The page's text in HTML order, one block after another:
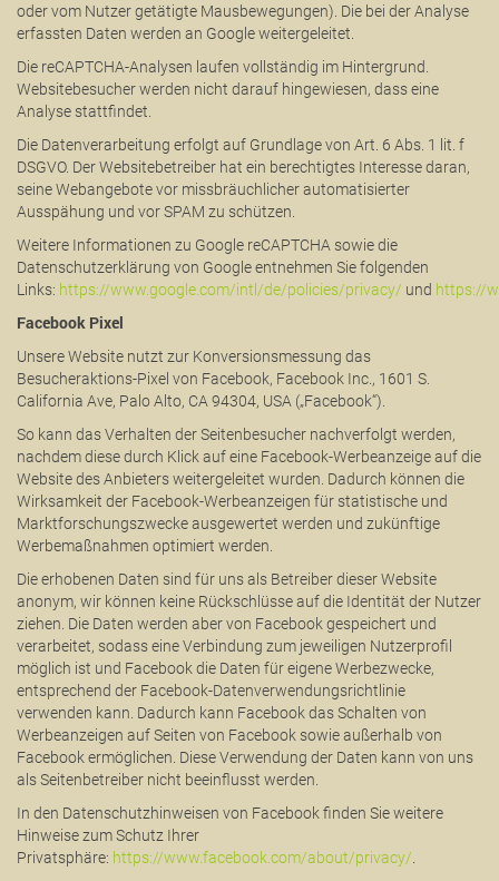
oder vom Nutzer getätigte Mausbewegungen). Die bei der Analyse
erfassten Daten werden an Google weitergeleitet.
Die reCAPTCHA-Analysen laufen vollständig im Hintergrund.
Websitebesucher werden nicht darauf hingewiesen, dass eine
Analyse stattfindet.
Die Datenverarbeitung erfolgt auf Grundlage von Art. 6 Abs. 1 lit. f
DSGVO. Der Websitebetreiber hat ein berechtigtes Interesse daran,
seine Webangebote vor missbräuchlicher automatisierter
Ausspähung und vor SPAM zu schützen.
Weitere Informationen zu Google reCAPTCHA sowie die
Datenschutzerklärung von Google entnehmen Sie folgenden
Links: https://www.google.com/intl/de/policies/privacy/ und https://
Facebook Pixel
Unsere Website nutzt zur Konversionsmessung das
Besucheraktions-Pixel von Facebook, Facebook Inc., 1601 S.
California Ave, Palo Alto, CA 94304, USA („Facebook“).
So kann das Verhalten der Seitenbesucher nachverfolgt werden,
nachdem diese durch Klick auf eine Facebook-Werbeanzeige auf die
Website des Anbieters weitergeleitet wurden. Dadurch können die
Wirksamkeit der Facebook-Werbeanzeigen für statistische und
Marktforschungszwecke ausgewertet werden und zukünftige
Werbemaßnahmen optimiert werden.
Die erhobenen Daten sind für uns als Betreiber dieser Website
anonym, wir können keine Rückschlüsse auf die Identität der Nutzer
ziehen. Die Daten werden aber von Facebook gespeichert und
verarbeitet, sodass eine Verbindung zum jeweiligen Nutzerprofil
möglich ist und Facebook die Daten für eigene Werbezwecke,
entsprechend der Facebook-Datenverwendungsrichtlinie
verwenden kann. Dadurch kann Facebook das Schalten von
Werbeanzeigen auf Seiten von Facebook sowie außerhalb von
Facebook ermöglichen. Diese Verwendung der Daten kann von uns
als Seitenbetreiber nicht beeinflusst werden.
In den Datenschutzhinweisen von Facebook finden Sie weitere
Hinweise zum Schutz Ihrer
Privatsphäre: https://www.facebook.com/about/privacy/